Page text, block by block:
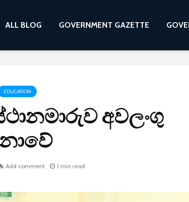
ALL BLOG GOVERNMENT GAZETTE
EDUCATION
අවලංගු
Add comment 1 min read